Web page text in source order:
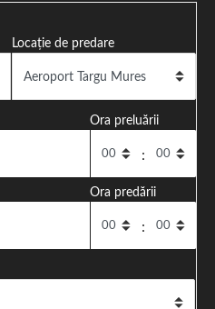
Preluare rapidă din
Locație de predare
Ora preluării
:
Ora predării
: